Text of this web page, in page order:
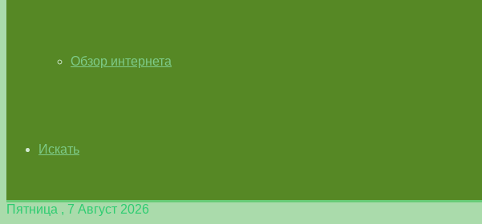
Обзор интернета
Искать
Пятница , 7 Август 2026